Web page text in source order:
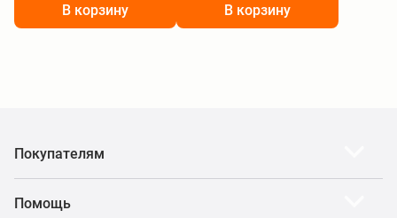
В корзину В корзину
Покупателям
Помощь